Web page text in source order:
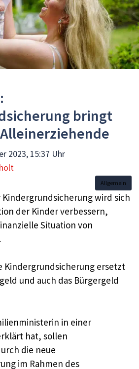
bringt
2023, 15:37 Uhr
Allgemein
wird sich
der Kinder verbessern,
Situation von
Kindergrundsicherung ersetzt
und auch das Bürgergeld
in einer
hat, sollen
die neue
im Rahmen des